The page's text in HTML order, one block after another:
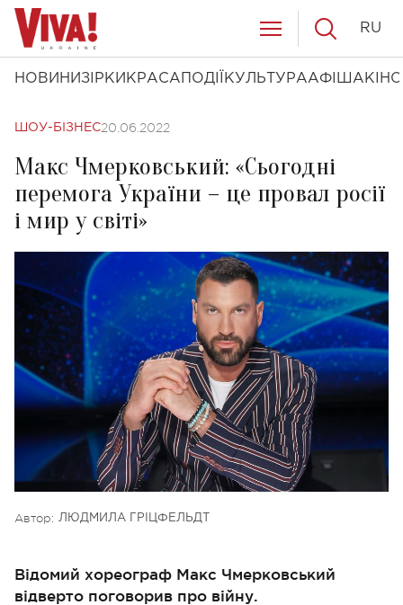
НОВИНИ ЗІРКИ КРАСА ПОДІЇ КУЛЬТУРААФІША КІНО
RU
ШОУ-БІЗНЕС20.06.2022
Макс Чмерковський: «Сьогодні
перемога України – це провал росії
і мир у світі»
Автор: ЛЮДМИЛА ГРІЦФЕЛЬДТ
Відомий хореограф Макс Чмерковський
відверто поговорив про війну.